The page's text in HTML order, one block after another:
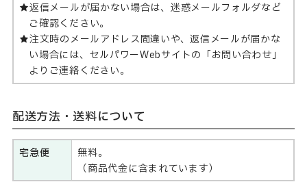
返信メールが届かない場合は、迷惑メールフォルダなど
ご確認ください。
注文時のメールアドレス間違いや、返信メールが届かな
い場合には、セルパワーWebサイトの「お問い合わせ」
よりご連絡ください。
配送方法・送料について
宅急便
無料。
（商品代金に含まれています）